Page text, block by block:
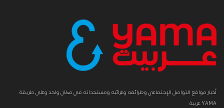
أخبار مواقع التواصل الإجتماعي وطرائفه وغرائبه ومستجداته في مكان واحد وعلى طريقة
YAMA عربية